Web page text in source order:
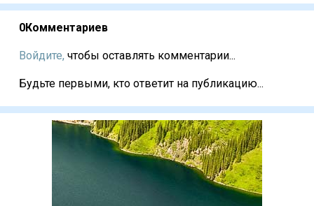
0Комментариев
Войдите, чтобы оставлять комментарии...
Будьте первыми, кто ответит на публикацию...